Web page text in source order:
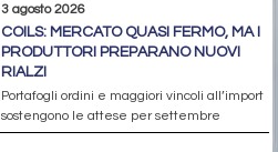
3 agosto 2026
COILS: MERCATO QUASI FERMO, MA I
PRODUTTORI PREPARANO NUOVI
RIALZI
Portafogli ordini e maggiori vincoli all’import
sostengono le attese per settembre